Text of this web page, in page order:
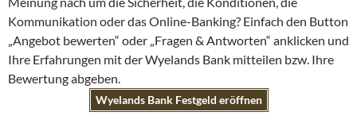
Kommunikation oder das Online-Banking? Einfach den Button
„Angebot bewerten“ oder „Fragen & Antworten“ anklicken und
Ihre Erfahrungen mit der Wyelands Bank mitteilen bzw. Ihre
Bewertung abgeben.
Wyelands Bank Festgeld eröffnen